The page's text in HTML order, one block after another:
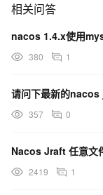
相关问答
380 1
请问下最新的nacos
357 0
Nacos Jraft 任意文
2419 1